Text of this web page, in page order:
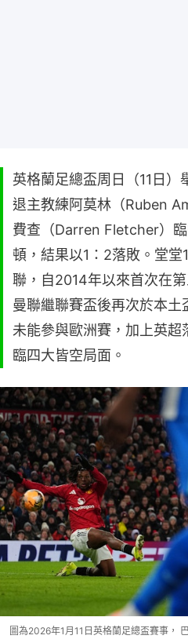
英格蘭足總盃周日（11日）
退主教練阿莫林（Ruben
費查（Darren Fletcher）
頓，結果以1：2落敗。堂
聯，自2014年以來首次在第
曼聯繼聯賽盃後再次於本土
未能參與歐洲賽，加上英超
臨四大皆空局面。
圖為2026年1月11日英格蘭足總盃賽事，